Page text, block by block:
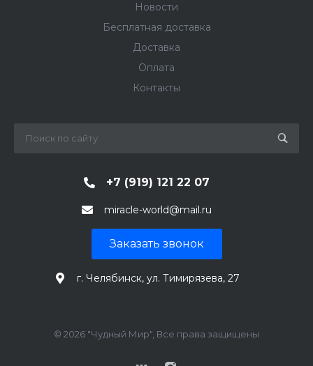
Новости
Бесплатная доставка
Доставка
Оплата
Контакты
+7 (919) 121 22 07
miracle-world@mail.ru
Заказать звонок
г. Челябинск, ул. Тимирязева, 27
© 2026 "Чудный Мир", Все права защищены